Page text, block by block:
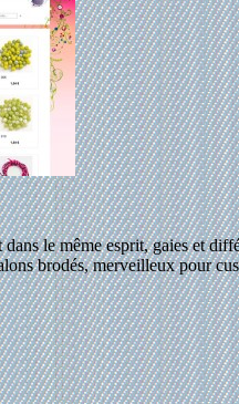
le même esprit, gaies et
brodés, merveilleux pour